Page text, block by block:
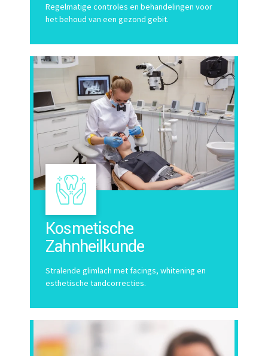
Regelmatige controles en behandelingen voor
het behoud van een gezond gebit.
Kosmetische
Zahnheilkunde
Stralende glimlach met facings, whitening en
esthetische tandcorrecties.